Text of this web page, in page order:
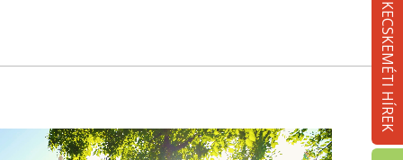
KECSKEMÉTI HÍREK